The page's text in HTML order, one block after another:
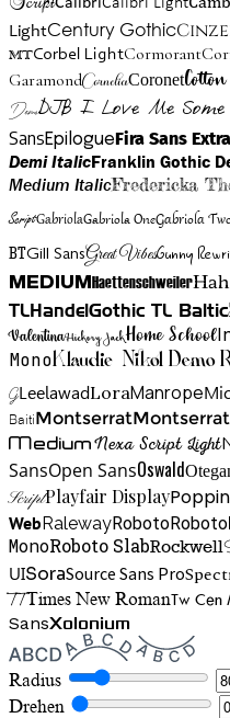
LightCentury Gothic
MTCorbel LightCormorant
GaramondCorneliaCoronet
DemoDJB I Love Me
SansEpilogueFira Sans
Demi ItalicFranklin Gothic
Medium ItalicFredericka
ScriptGabriolaGabriola OneGabriola
BTGill SansGreat VibesGunny
Medium Haettenschweiler
TLHandelGothic TL Baltic
ValentinaHickory JackHome School
MonoKlaudie Nikol Demo
GLeelawadLoraManrope
BaitiMontserratMontserrat
MediumNexa Script Light
SansOpen SansOswald
ScriptPlayfair Display
WebRalewayRobotoRoboto
MonoRoboto SlabRockwell
UISoraSource Sans Pro
TTTimes New RomanTw Cen
SansXolonium
Radius
Drehen